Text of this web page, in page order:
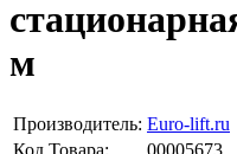
м
Производитель: Euro-lift.ru